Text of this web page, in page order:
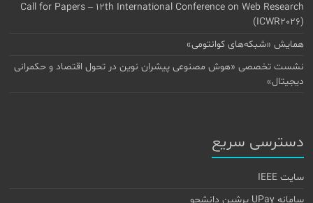
Call for Papers – 12th International Conference on Web Research
(ICWR2026)
همایش «شبکه‌های کوانتومی»
نشست تخصصی «هوش مصنوعی پیشران نوین در تحول اقتصاد و حکمرانی
دیجیتال»
دسترسی سریع
سایت IEEE
سامانه UPay پرشین دانشجو